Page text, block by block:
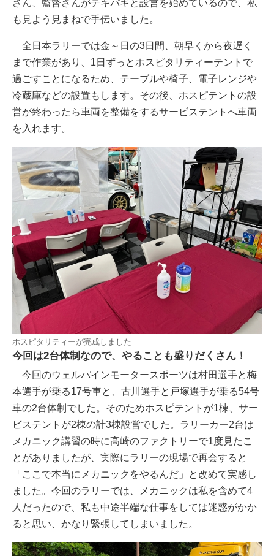
さん、監督さんがテキパキと設営を始めているので、私
も見よう見まねで手伝いました。
全日本ラリーでは金～日の3日間、朝早くから夜遅く
まで作業があり、1日ずっとホスピタリティーテントで
過ごすことになるため、テーブルや椅子、電子レンジや
冷蔵庫などの設置もします。その後、ホスピテントの設
営が終わったら車両を整備をするサービステントへ車両
を入れます。
ホスピタリティーが完成しました
今回は2台体制なので、やることも盛りだくさん！
今回のウェルパインモータースポーツは村田選手と梅
本選手が乗る17号車と、古川選手と戸塚選手が乗る54号
車の2台体制でした。そのためホスピテントが1棟、サー
ビステントが2棟の計3棟設営でした。ラリーカー2台は
メカニック講習の時に高崎のファクトリーで1度見たこ
とがありましたが、実際にラリーの現場で再会すると
「ここで本当にメカニックをやるんだ」と改めて実感し
ました。今回のラリーでは、メカニックは私を含めて4
人だったので、私も中途半端な仕事をしては迷惑がかか
ると思い、かなり緊張してしまいました。